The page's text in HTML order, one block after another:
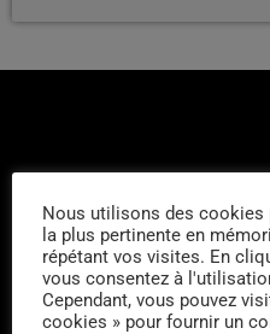
L'ÉQUIPE
Nous utilisons des cookies
la plus pertinente en
répétant vos visites. En
vous consentez à
Cependant, vous pouvez
cookies » pour fournir un